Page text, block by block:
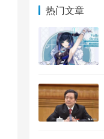
热门文章